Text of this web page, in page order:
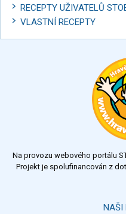
RECEPTY UŽIVATELŮ
VLASTNÍ RECEPTY
Na provozu webového portálu
Projekt je spolufinancován z
NAŠI